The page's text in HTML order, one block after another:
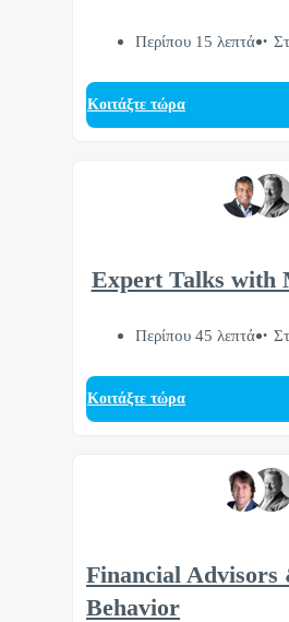
Περίπου 15 λεπτά
Κοιτάξτε τώρα
Expert Talks with
Περίπου 45 λεπτά
Κοιτάξτε τώρα
Financial Advisors
Behavior